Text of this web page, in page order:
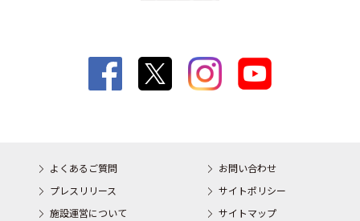
よくあるご質問
お問い合わせ
プレスリリース
サイトポリシー
施設運営について
サイトマップ